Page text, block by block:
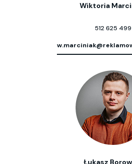
Wiktoria
512 625 499
Łukasz